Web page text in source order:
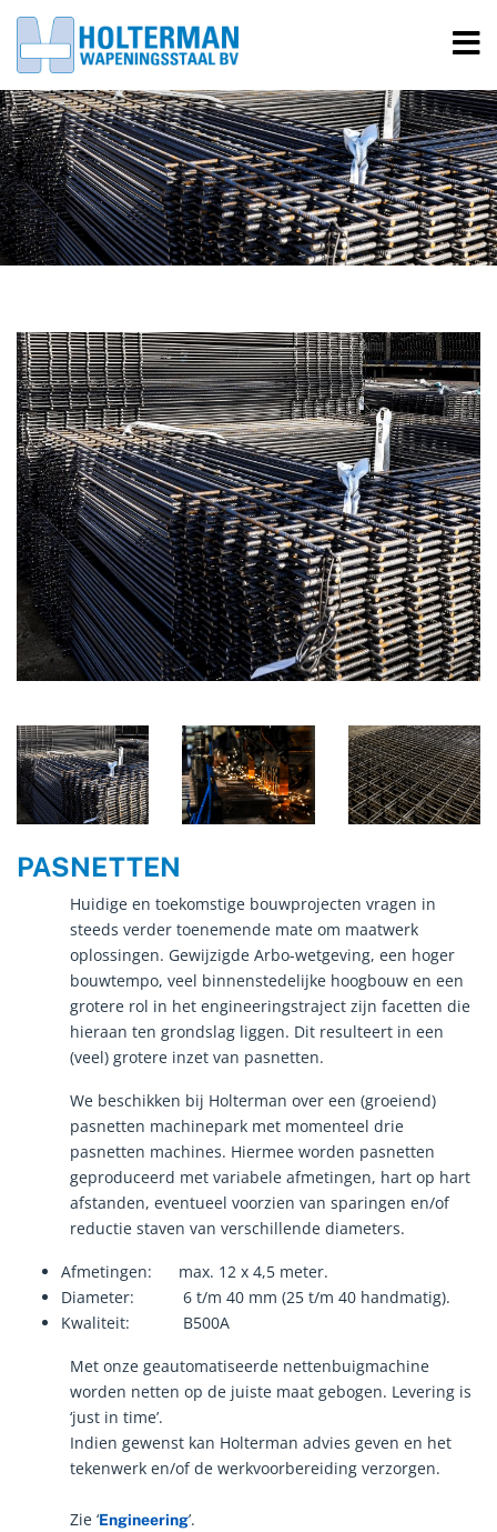
PASNETTEN
Huidige en toekomstige bouwprojecten vragen in
steeds verder toenemende mate om maatwerk
oplossingen. Gewijzigde Arbo-wetgeving, een hoger
bouwtempo, veel binnenstedelijke hoogbouw en een
grotere rol in het engineeringstraject zijn facetten die
hieraan ten grondslag liggen. Dit resulteert in een
(veel) grotere inzet van pasnetten.
We beschikken bij Holterman over een (groeiend)
pasnetten machinepark met momenteel drie
pasnetten machines. Hiermee worden pasnetten
geproduceerd met variabele afmetingen, hart op hart
afstanden, eventueel voorzien van sparingen en/of
reductie staven van verschillende diameters.
Afmetingen: max. 12 x 4,5 meter.
Diameter: 6 t/m 40 mm (25 t/m 40 handmatig).
Kwaliteit: B500A
Met onze geautomatiseerde nettenbuigmachine
worden netten op de juiste maat gebogen. Levering is
‘just in time’.
Indien gewenst kan Holterman advies geven en het
tekenwerk en/of de werkvoorbereiding verzorgen.
Zie ‘Engineering’.